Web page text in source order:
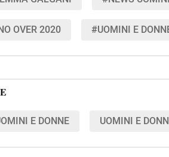
OVER 2020 #UOMINI E
E DONNE UOMINI E